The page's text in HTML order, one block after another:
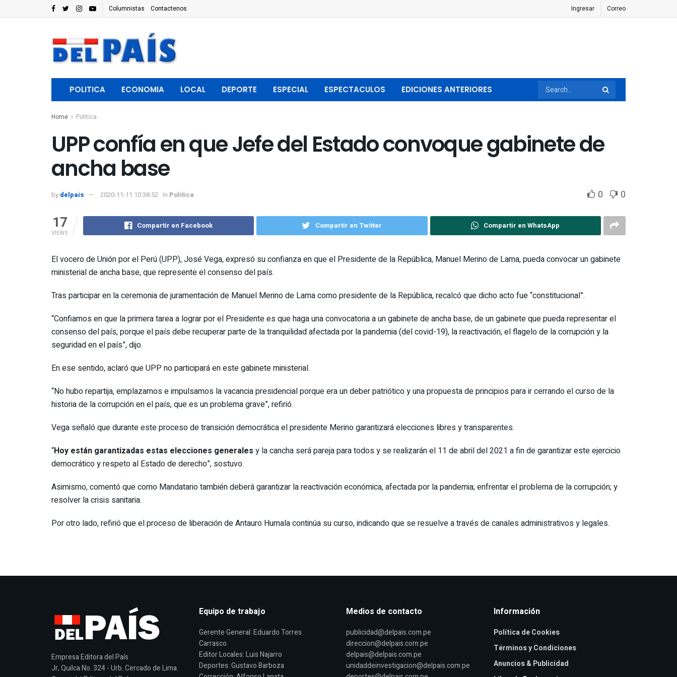
Columnistas Contactenos Ingresar Correo
POLITICA ECONOMIA LOCAL DEPORTE ESPECIAL ESPECTACULOS EDICIONES ANTERIORES
Home Politica
UPP confía en que Jefe del Estado convoque gabinete de
ancha base
by delpais 2020-11-11 10:38:52 in Politica 0 0
17
VIEWS
Compartir en Facebook Compartir en Twitter Compartir en WhatsApp
El vocero de Unión por el Perú (UPP), José Vega, expresó su confianza en que el Presidente de la República, Manuel Merino de Lama, pueda convocar un gabinete
ministerial de ancha base, que represente el consenso del país.
Tras participar en la ceremonia de juramentación de Manuel Merino de Lama como presidente de la República, recalcó que dicho acto fue “constitucional”.
“Confiamos en que la primera tarea a lograr por el Presidente es que haga una convocatoria a un gabinete de ancha base, de un gabinete que pueda representar el
consenso del país, porque el país debe recuperar parte de la tranquilidad afectada por la pandemia (del covid-19), la reactivación, el flagelo de la corrupción y la
seguridad en el país”, dijo.
En ese sentido, aclaró que UPP no participará en este gabinete ministerial.
“No hubo repartija, emplazamos e impulsamos la vacancia presidencial porque era un deber patriótico y una propuesta de principios para ir cerrando el curso de la
historia de la corrupción en el país, que es un problema grave”, refirió.
Vega señaló que durante este proceso de transición democrática el presidente Merino garantizará elecciones libres y transparentes.
“Hoy están garantizadas estas elecciones generales y la cancha será pareja para todos y se realizarán el 11 de abril del 2021 a fin de garantizar este ejercicio
democrático y respeto al Estado de derecho”, sostuvo.
Asimismo, comentó que como Mandatario también deberá garantizar la reactivación económica, afectada por la pandemia; enfrentar el problema de la corrupción; y
resolver la crisis sanitaria.
Por otro lado, refirió que el proceso de liberación de Antauro Humala continúa su curso, indicando que se resuelve a través de canales administrativos y legales.
Empresa Editora del País
Jr, Quilca No. 324 - Urb. Cercado de Lima.
Equipo de trabajo
Gerente General: Eduardo Torres
Carrasco.
Editor Locales: Luis Najarro
Deportes: Gustavo Barboza
Medios de contacto
publicidad@delpais.com.pe
direccion@delpais.com.pe
delpais@delpais.com.pe
unidaddeinvestigacion@delpais.com.pe
Información
Política de Cookies
Términos y Condiciones
Anuncios & Publicidad